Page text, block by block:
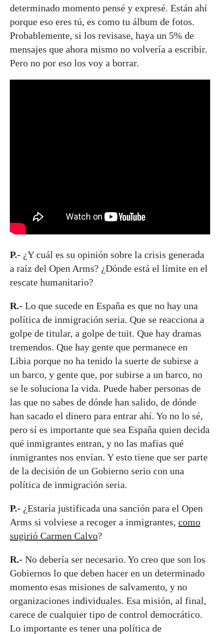
determinado momento pensé y expresé. Están ahí
porque eso eres tú, es como tu álbum de fotos.
Probablemente, si los revisase, haya un 5% de
mensajes que ahora mismo no volvería a escribir.
Pero no por eso los voy a borrar.
P.- ¿Y cuál es su opinión sobre la crisis generada
a raíz del Open Arms? ¿Dónde está el límite en el
rescate humanitario?
R.- Lo que sucede en España es que no hay una
política de inmigración seria. Que se reacciona a
golpe de titular, a golpe de tuit. Que hay dramas
tremendos. Que hay gente que permanece en
Libia porque no ha tenido la suerte de subirse a
un barco, y gente que, por subirse a un barco, no
se le soluciona la vida. Puede haber personas de
las que no sabes de dónde han salido, de dónde
han sacado el dinero para entrar ahí. Yo no lo sé,
pero sí es importante que sea España quien decida
qué inmigrantes entran, y no las mafias qué
inmigrantes nos envían. Y esto tiene que ser parte
de la decisión de un Gobierno serio con una
política de inmigración seria.
P.- ¿Estaría justificada una sanción para el Open
Arms si volviese a recoger a inmigrantes, como
sugirió Carmen Calvo?
R.- No debería ser necesario. Yo creo que son los
Gobiernos lo que deben hacer en un determinado
momento esas misiones de salvamento, y no
organizaciones individuales. Esa misión, al final,
carece de cualquier tipo de control democrático.
Lo importante es tener una política de